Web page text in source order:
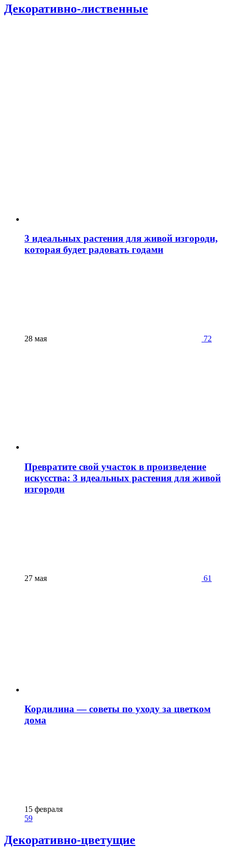
Декоративно-лиственные
3 идеальных растения для живой изгороди,
которая будет радовать годами
28 мая 72
Превратите свой участок в произведение
искусства: 3 идеальных растения для живой
изгороди
27 мая 61
Кордилина — советы по уходу за цветком
дома
15 февраля
59
Декоративно-цветущие